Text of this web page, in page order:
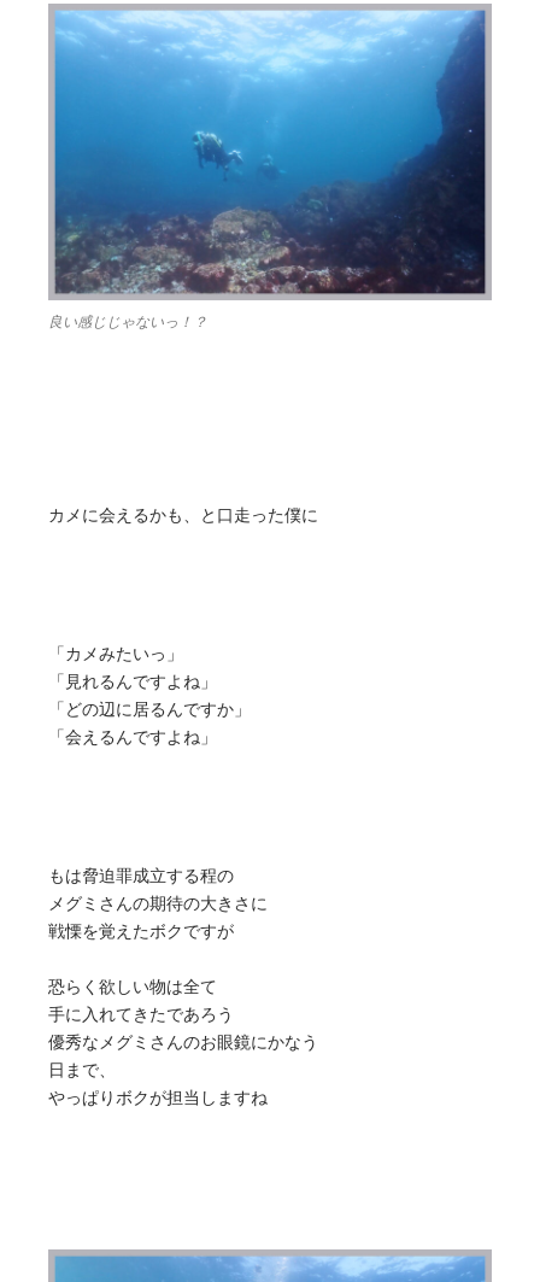
良い感じじゃないっ！？
カメに会えるかも、と口走った僕に
「カメみたいっ」
「見れるんですよね」
「どの辺に居るんですか」
「会えるんですよね」
もは脅迫罪成立する程の
メグミさんの期待の大きさに
戦慄を覚えたボクですが
恐らく欲しい物は全て
手に入れてきたであろう
優秀なメグミさんのお眼鏡にかなう
日まで、
やっぱりボクが担当しますね